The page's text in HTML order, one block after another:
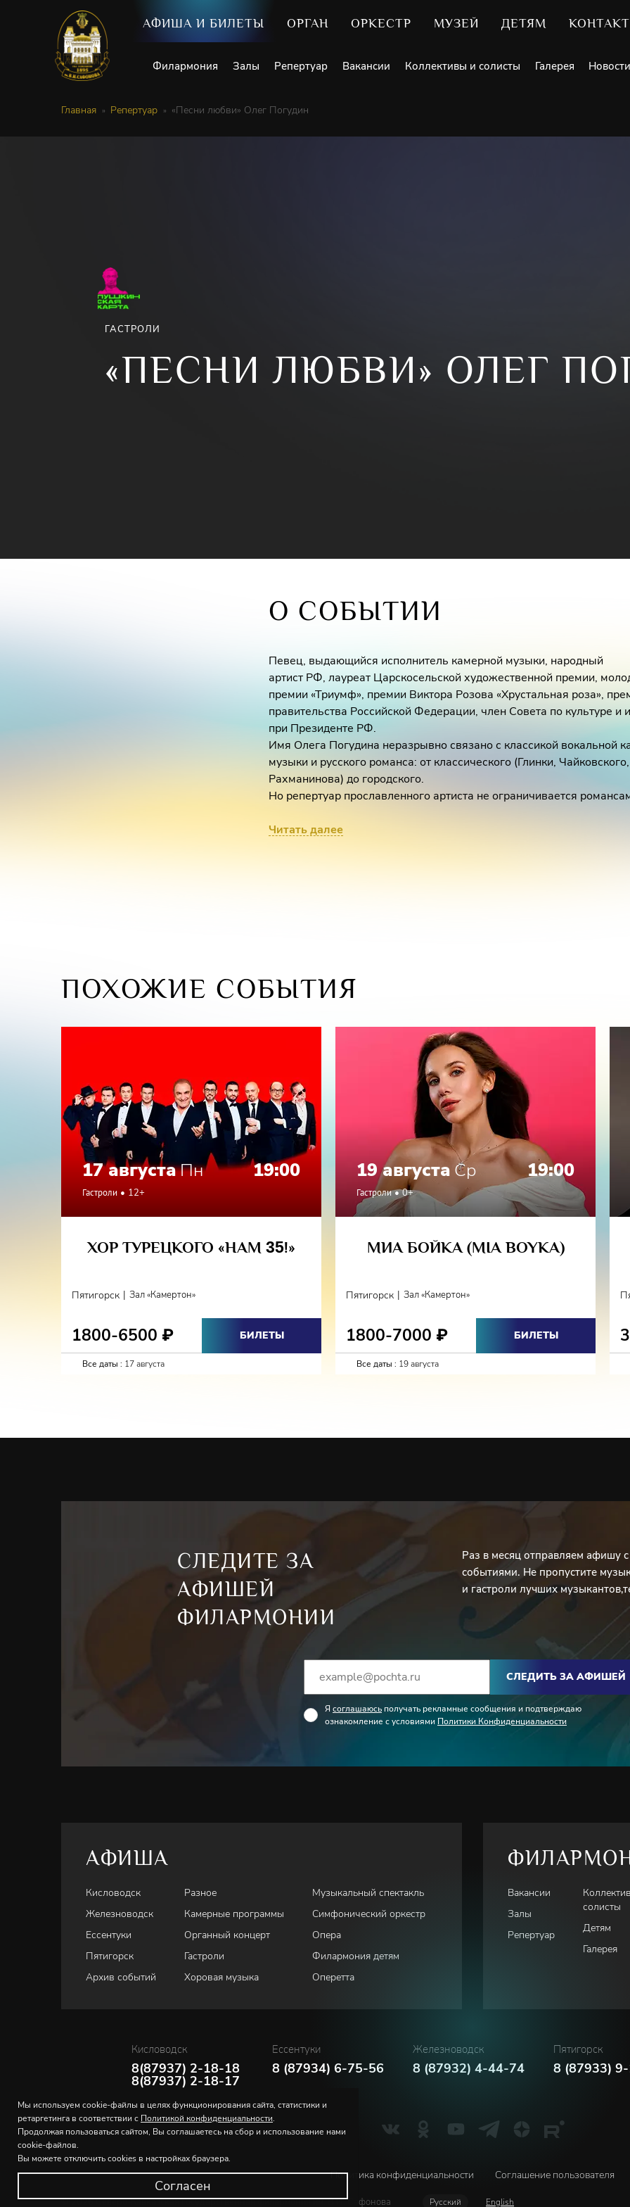
АФИША И БИЛЕТЫ ОРГАН ОРКЕСТР МУЗЕЙ ДЕТЯМ
Филармония Залы Репертуар Вакансии Коллективы и солисты Галерея Новости
Главная Репертуар «Песни любви» Олег Погудин
ГАСТРОЛИ
«ПЕСНИ ЛЮБВИ» ОЛЕГ
О СОБЫТИИ
Певец, выдающийся исполнитель камерной музыки, народный
артист РФ, лауреат Царскосельской художественной премии,
премии «Триумф», премии Виктора Розова «Хрустальная роза»,
правительства Российской Федерации, член Совета по культуре и
при Президенте РФ.
Имя Олега Погудина неразрывно связано с классикой вокальной
музыки и русского романса: от классического (Глинки, Чайковского,
Рахманинова) до городского.
Но репертуар прославленного артиста не ограничивается
chante» и «Мелодия рассвета» (посвященный греческой песне-
его концерта-спектакля «Золотой век». В апреле "Золотой век" был
по центральному телевидению.
представит слушателям программу "Песни любви", в которую
красивые романсы, песни и танго, воспевающие это вечное чувство.
В концерте принимает участие знаменитый пианист Олег
неизменным успехов выступающий на самых престижных сценах
Читать далее
ПОХОЖИЕ СОБЫТИЯ
17 августаПн 19:00
Гастроли 12+
ХОР ТУРЕЦКОГО «НАМ 35!»
Пятигорск | Зал «Камертон»
1800-6500 ₽ БИЛЕТЫ
Все даты : 17 августа
19 августа Ср 19:00
Гастроли 0+
МИА БОЙКА (MIA BOYKA)
Пятигорск | Зал «Камертон»
1800-7000 ₽ БИЛЕТЫ
Все даты : 19 августа
СЛЕДИТЕ ЗА
АФИШЕЙ
ФИЛАРМОНИИ
Раз в месяц отправляем афишу
событиями. Не пропустите
и гастроли лучших
СЛЕДИТЬ ЗА АФИШЕЙ
Я соглашаюсь получать рекламные сообщения и подтверждаю
ознакомление с условиями Политики Конфиденциальности
АФИША
Кисловодск
Железноводск
Ессентуки
Пятигорск
Архив событий
Разное
Камерные программы
Органный концерт
Гастроли
Хоровая музыка
Музыкальный спектакль
Симфонический оркестр
Опера
Филармония детям
Оперетта
Вакансии
Залы
Репертуар
солисты
Детям
Галерея
Кисловодск
8(87937) 2-18-18
8(87937) 2-18-17
Ессентуки
8 (87934) 6-75-56
Железноводск
8 (87932) 4-44-74
Пятигорск
8 (87933)
Политика конфиденциальности Соглашение пользователя
© 2026 Северо-Кавказская государственная филармония им. В.И. Сафонова Русский English
Мы используем cookie-файлы в целях функционирования сайта, статистики и
ретаргетинга в соответствии с Политикой конфиденциальности.
Продолжая пользоваться сайтом, Вы соглашаетесь на сбор и использование нами
cookie-файлов.
Вы можете отключить cookies в настройках браузера.
Согласен